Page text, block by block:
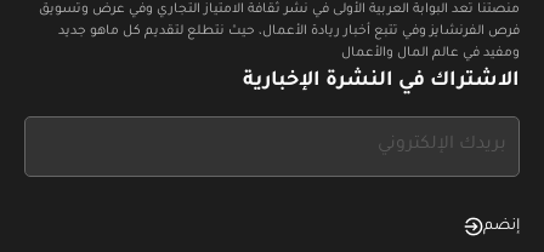
منصتنا تعد البوابة العربية الأولى في نشر ثقافة الامتياز التجاري وفي عرض وتسويق
فرص الفرنشايز وفي تتبع أخبار ريادة الأعمال، حيث نتطلع لتقديم كل ماهو جديد
ومفيد في عالم المال والأعمال
الاشتراك في النشرة الإخبارية
this,
إنضم